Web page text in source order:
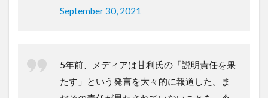
September 30, 2021
5年前、メディアは甘利氏の「説明責任を果
たす」という発言を大々的に報道した。ま